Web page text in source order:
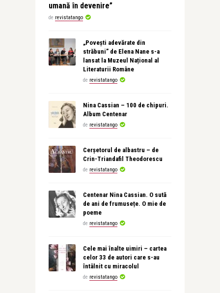
umană în devenire”
de revistatango
„Povești adevărate din
străbuni” de Elena Nane s-a
lansat la Muzeul Național al
Literaturii Române
de revistatango
Nina Cassian – 100 de chipuri.
Album Centenar
de revistatango
Cerșetorul de albastru – de
Crin-Triandafil Theodorescu
de revistatango
Centenar Nina Cassian. O sută
de ani de frumusețe. O mie de
poeme
de revistatango
Cele mai înalte uimiri – cartea
celor 33 de autori care s-au
întâlnit cu miracolul
de revistatango